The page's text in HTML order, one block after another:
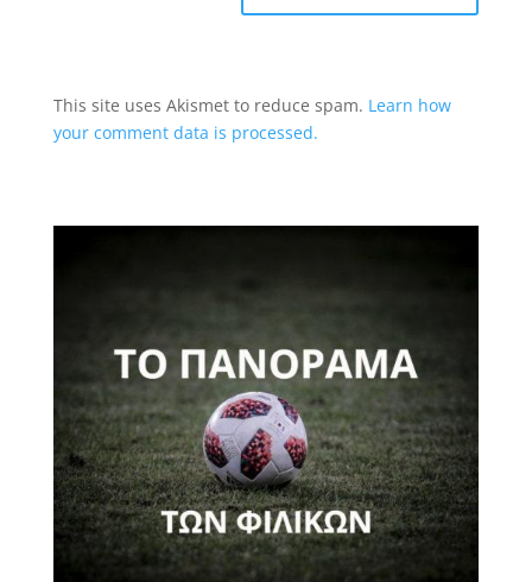
This site uses Akismet to reduce spam. Learn how
your comment data is processed.